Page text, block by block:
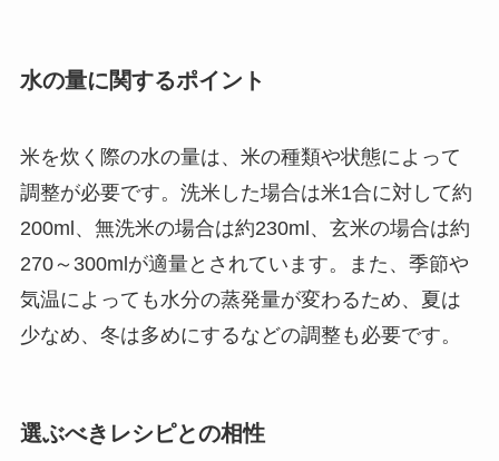
水の量に関するポイント
米を炊く際の水の量は、米の種類や状態によって
調整が必要です。洗米した場合は米1合に対して約
200ml、無洗米の場合は約230ml、玄米の場合は約
270～300mlが適量とされています。また、季節や
気温によっても水分の蒸発量が変わるため、夏は
少なめ、冬は多めにするなどの調整も必要です。
選ぶべきレシピとの相性